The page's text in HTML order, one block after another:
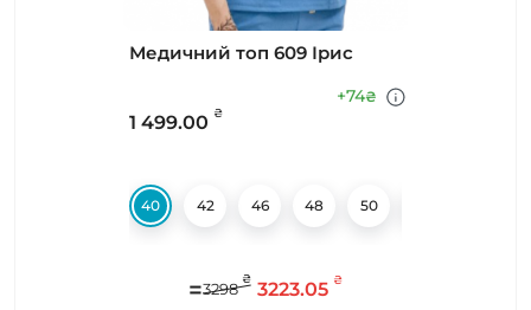
Медичний топ 609 Ірис
1 499.00 ₴
+74₴
40 42 46 48 50
=3298
₴ 3223.05 ₴